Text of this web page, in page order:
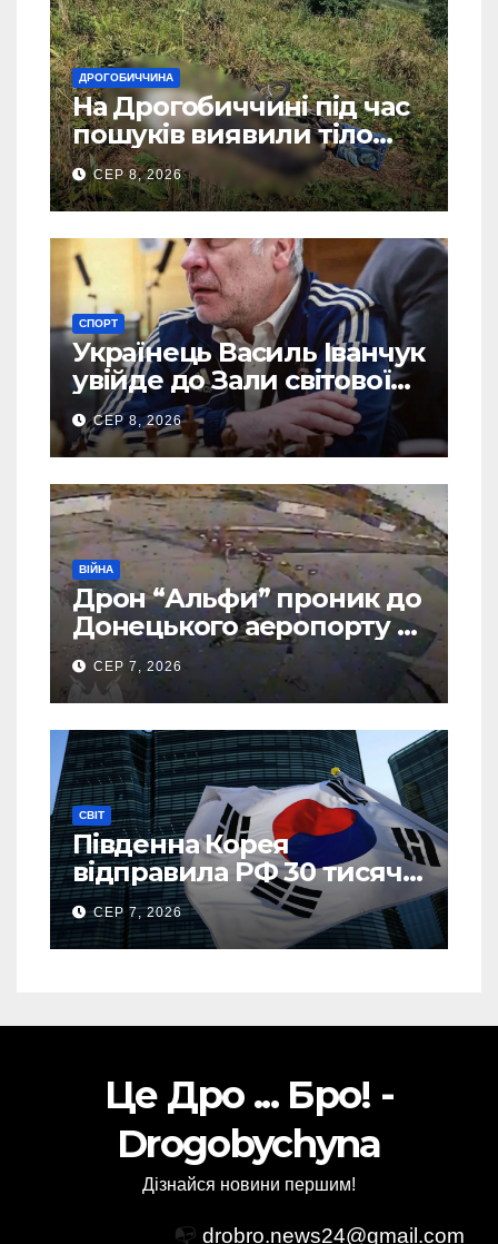
ДРОГОБИЧЧИНА
На Дрогобиччині під час
пошуків виявили тіло
зниклого чоловіка
СЕР 8, 2026
СПОРТ
Українець Василь Іванчук
увійде до Зали світової
шахової слави
СЕР 8, 2026
ВІЙНА
Дрон “Альфи” проник до
Донецького аеропорту та
спалив “Шахед” ще до
запуску
СЕР 7, 2026
СВІТ
Південна Корея
відправила РФ 30 тисяч
тонн авіапалива
СЕР 7, 2026
Це Дро ... Бро! -
Drogobychyna
Дізнайся новини першим!
📭 drobro.news24@gmail.com